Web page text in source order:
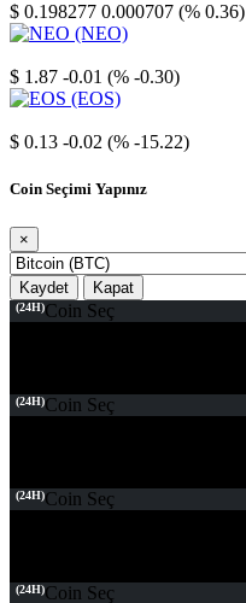
$ 0.198277 0.000707 (% 0.36)
$ 1.87 -0.01 (% -0.30)
$ 0.13 -0.02 (% -15.22)
Coin Seçimi Yapınız
×
Kaydet Kapat
(24H)Coin Seç
(24H)Coin Seç
(24H)Coin Seç
(24H)Coin Seç